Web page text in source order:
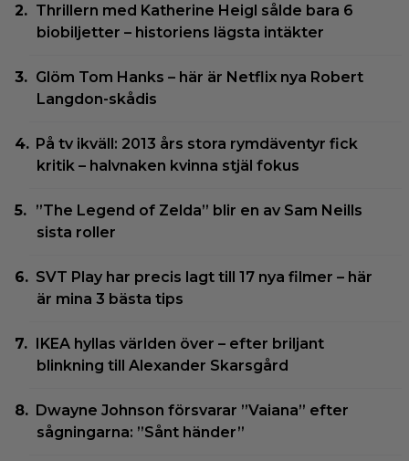
Thrillern med Katherine Heigl sålde bara 6
biobiljetter – historiens lägsta intäkter
Glöm Tom Hanks – här är Netflix nya Robert
Langdon-skådis
På tv ikväll: 2013 års stora rymdäventyr fick
kritik – halvnaken kvinna stjäl fokus
”The Legend of Zelda” blir en av Sam Neills
sista roller
SVT Play har precis lagt till 17 nya filmer – här
är mina 3 bästa tips
IKEA hyllas världen över – efter briljant
blinkning till Alexander Skarsgård
Dwayne Johnson försvarar ”Vaiana” efter
sågningarna: ”Sånt händer”